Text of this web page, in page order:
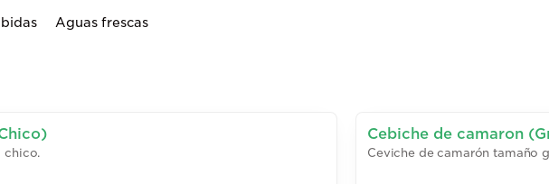
Aguas frescas
chico.
Cebiche de camaron
Ceviche de camarón tamaño